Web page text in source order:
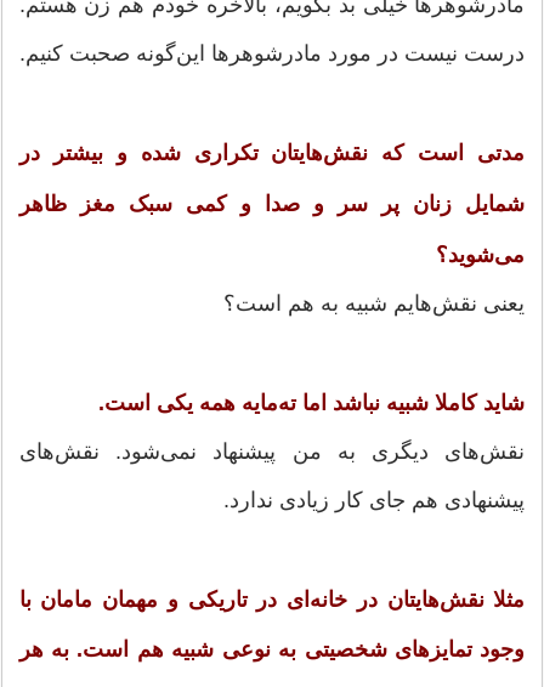
مادرشوهرها خیلی بد بگویم، بالاخره خودم هم زن هستم.
درست نیست در مورد مادرشوهرها این‌گونه صحبت کنیم.
مدتی است که نقش‌هایتان تکراری شده و بیشتر در
شمایل زنان پر سر و صدا و کمی سبک مغز ظاهر
می‌شوید؟
یعنی نقش‌هایم شبیه به هم است؟
شاید کاملا شبیه نباشد اما ته‌مایه همه یکی است.
نقش‌های دیگری به من پیشنهاد نمی‌شود. نقش‌های
پیشنهادی هم جای کار زیادی ندارد.
مثلا نقش‌هایتان در خانه‌ای در تاریکی و مهمان مامان با
وجود تمایزهای شخصیتی به نوعی شبیه هم است. به هر